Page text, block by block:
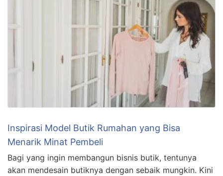
Inspirasi Model Butik Rumahan yang Bisa
Menarik Minat Pembeli
Bagi yang ingin membangun bisnis butik, tentunya
akan mendesain butiknya dengan sebaik mungkin. Kini